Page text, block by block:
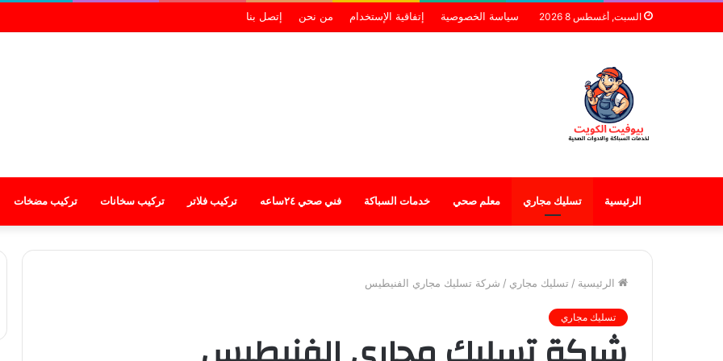
السبت, أغسطس 8 2026 سياسة الخصوصية إتفاقية الإستخدام من نحن إتصل بنا
الرئيسية تسليك مجاري معلم صحي خدمات السباكة فني صحي ٢٤ساعه تركيب فلاتر تركيب سخانات تركيب مضخات
الرئيسية / تسليك مجاري / شركة تسليك مجاري الفنيطيس
تسليك مجاري